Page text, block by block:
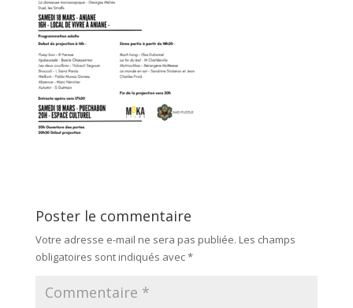
Poster le commentaire
Votre adresse e-mail ne sera pas publiée. Les champs
obligatoires sont indiqués avec*